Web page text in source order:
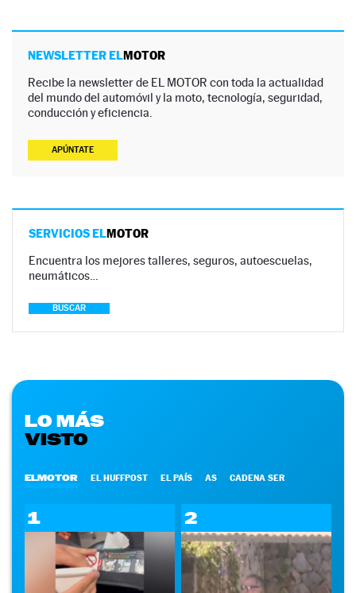
NEWSLETTER ELMOTOR
Recibe la newsletter de EL MOTOR con toda la actualidad
del mundo del automóvil y la moto, tecnología, seguridad,
conducción y eficiencia.
APÚNTATE
SERVICIOS ELMOTOR
Encuentra los mejores talleres, seguros, autoescuelas,
neumáticos…
BUSCAR
LO MÁS
VISTO
ELMOTOR EL HUFFPOST EL PAÍS AS CADENA SER
1 2